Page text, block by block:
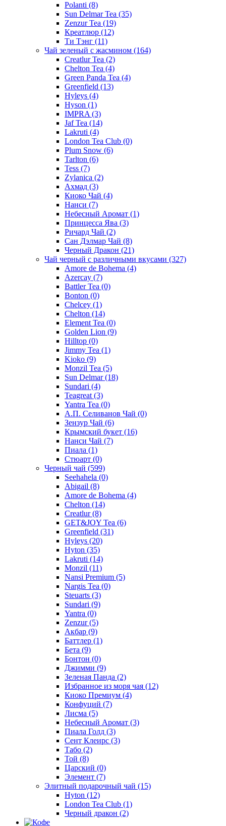
Polanti (8)
Sun Delmar Tea (35)
Zenzur Tea (19)
Креатлюр (12)
Ти Тэнг (11)
Чай зеленый с жасмином (164)
Creatlur Tea (2)
Chelton Tea (4)
Green Panda Tea (4)
Greenfield (13)
Hyleys (4)
Hyson (1)
IMPRA (3)
Jaf Tea (14)
Lakruti (4)
London Tea Club (0)
Plum Snow (6)
Tarlton (6)
Tess (7)
Zylanica (2)
Ахмад (3)
Киоко Чай (4)
Нанси (7)
Небесный Аромат (1)
Принцесса Ява (3)
Ричард Чай (2)
Сан Дэлмар Чай (8)
Черный Дракон (21)
Чай черный с различными вкусами (327)
Amore de Bohema (4)
Azercay (7)
Battler Tea (0)
Bonton (0)
Chelcey (1)
Chelton (14)
Element Tea (0)
Golden Lion (9)
Hilltop (0)
Jimmy Tea (1)
Kioko (9)
Monzil Tea (5)
Sun Delmar(18)
Sundari (4)
Teagreat (3)
Yantra Tea (0)
А.П. Селиванов Чай (0)
Зензур Чай (6)
Крымский букет (16)
Нанси Чай (7)
Пиала (1)
Стюарт (0)
Черный чай (599)
Seehahela (0)
Abigail (8)
Amore de Bohema (4)
Chelton (14)
Creatlur(8)
GET&JOY Tea (6)
Greenfield (31)
Hyleys (20)
Hyton (35)
Lakruti (14)
Monzil (11)
Nansi Premium (5)
Nargis Tea (0)
Steuarts (3)
Sundari (9)
Yantra (0)
Zenzur(5)
Акбар (9)
Баттлер (1)
Бета (9)
Бонтон (0)
Джимми (9)
Зеленая Панда (2)
Избранное из моря чая (12)
Киоко Премиум (4)
Конфуций (7)
Лисма (5)
Небесный Аромат (3)
Пиала Голд (3)
Сент Клеирс (3)
Табо (2)
Той (8)
Царский (0)
Элемент (7)
Элитный подарочный чай (15)
Hyton (12)
London Tea Club (1)
Черный дракон (2)